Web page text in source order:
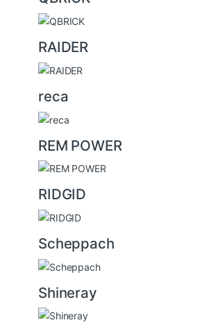
RAIDER
reca
REM POWER
RIDGID
Scheppach
Shineray